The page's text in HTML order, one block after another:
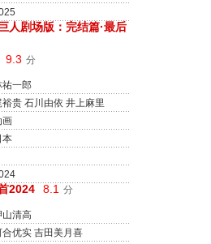
人剧场版：完结篇·最后
9.3 分
祐一郎
裕贵 石川由依 井上麻里
史
画
本
2024 8.1 分
山清高
合优实 吉田美月喜